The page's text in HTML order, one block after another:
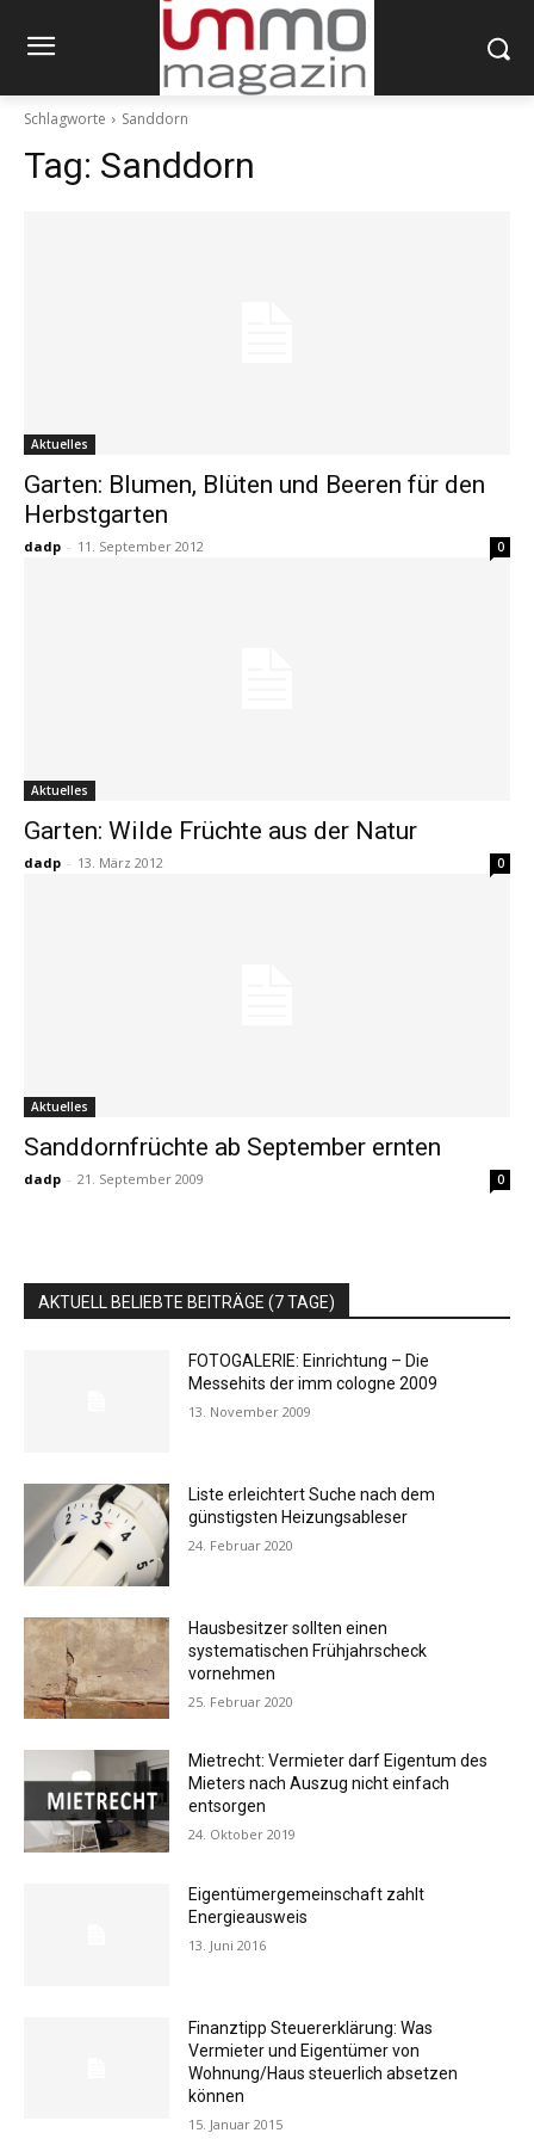
Schlagworte Sanddorn
Tag: Sanddorn
Aktuelles
Garten: Blumen, Blüten und Beeren für den
Herbstgarten
dadp - 11. September 2012 0
Aktuelles
Garten: Wilde Früchte aus der Natur
dadp - 13. März 2012 0
Aktuelles
Sanddornfrüchte ab September ernten
dadp - 21. September 2009 0
AKTUELL BELIEBTE BEITRÄGE (7 TAGE)
FOTOGALERIE: Einrichtung – Die
Messehits der imm cologne 2009
13. November 2009
Liste erleichtert Suche nach dem
günstigsten Heizungsableser
24. Februar 2020
Hausbesitzer sollten einen
systematischen Frühjahrscheck
vornehmen
25. Februar 2020
Mietrecht: Vermieter darf Eigentum des
Mieters nach Auszug nicht einfach
entsorgen
24. Oktober 2019
Eigentümergemeinschaft zahlt
Energieausweis
13. Juni 2016
Finanztipp Steuererklärung: Was
Vermieter und Eigentümer von
Wohnung/Haus steuerlich absetzen
können
15. Januar 2015